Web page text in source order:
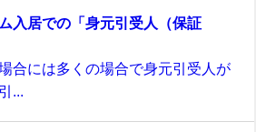
入居での「身元引受人（保証
合には多くの場合で身元引受人が
...